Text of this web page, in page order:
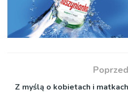
Z myślą o kobietach i